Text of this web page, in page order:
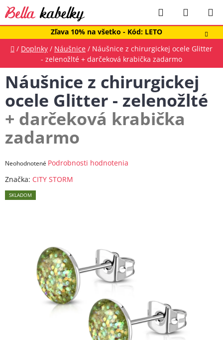
Prejsť
na
obsah
Zľava 10% na všetko - Kód: LETO
Hľadať
KOŠÍK
Domov
/ Doplnky / Náušnice / Náušnice z chirurgickej ocele Glitter
- zelenožlté + darčeková krabička zadarmo
Náušnice z chirurgickej
ocele Glitter - zelenožlté
+ darčeková krabička
zadarmo
Priemerné
produktu
je
Neohodnotené Podrobnosti hodnotenia
Značka: CITY STORM
SKLADOM